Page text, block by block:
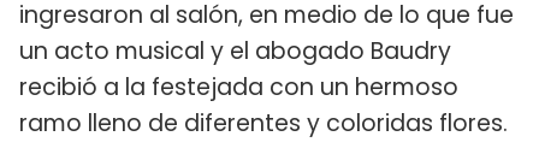
ingresaron al salón, en medio de lo que fue
un acto musical y el abogado Baudry
recibió a la festejada con un hermoso
ramo lleno de diferentes y coloridas flores.